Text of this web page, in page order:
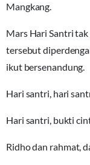
Mangkang.
Mars Hari Santri
tersebut
ikut bersenandung.
Hari santri, hari
Hari santri, bukti
Ridho dan rahmat,